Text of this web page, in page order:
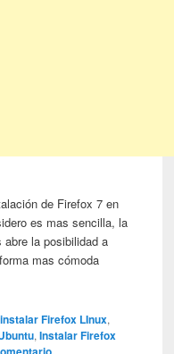
de Firefox 7 en
es mas sencilla, la
la posibilidad a
mas cómoda
Firefox LInux,
,Instalar Firefox